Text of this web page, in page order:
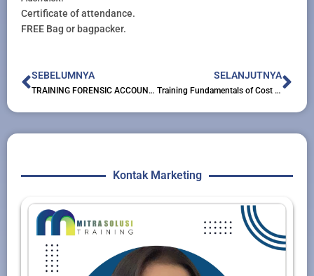
Certificate of attendance.
FREE Bag or bagpacker.
Prev
SEBELUMNYA
TRAINING FORENSIC ACCOUNTING AND INVESTIGATIVE AUDITING
SELANJUTNYA
Training Fundamentals of Cost Accounting
Kontak Marketing